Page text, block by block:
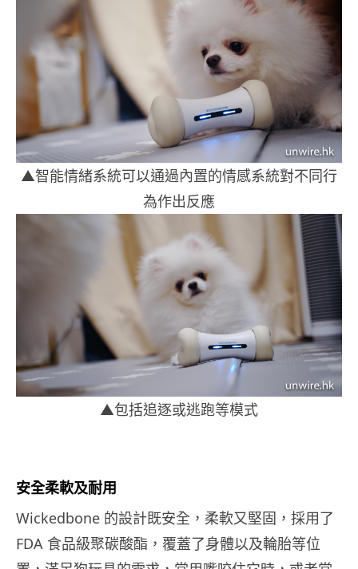
▲智能情緒系統可以通過內置的情感系統對不同行
為作出反應
▲包括追逐或逃跑等模式
安全柔軟及耐用
Wickedbone 的設計既安全，柔軟又堅固，採用了
FDA 食品級聚碳酸酯，覆蓋了身體以及輪胎等位